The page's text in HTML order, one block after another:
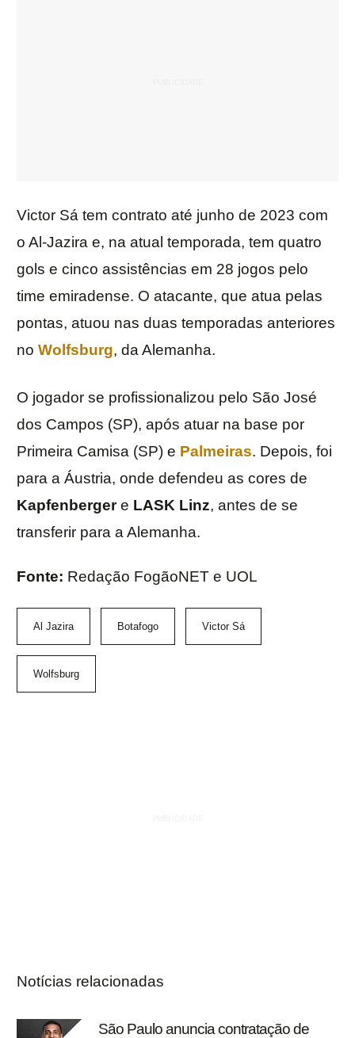
Victor Sá tem contrato até junho de 2023 com
o Al-Jazira e, na atual temporada, tem quatro
gols e cinco assistências em 28 jogos pelo
time emiradense. O atacante, que atua pelas
pontas, atuou nas duas temporadas anteriores
no Wolfsburg, da Alemanha.
O jogador se profissionalizou pelo São José
dos Campos (SP), após atuar na base por
Primeira Camisa (SP) e Palmeiras. Depois, foi
para a Áustria, onde defendeu as cores de
Kapfenbergere LASK Linz, antes de se
transferir para a Alemanha.
Fonte: Redação FogãoNET e UOL
Al Jazira Botafogo Victor Sá
Wolfsburg
Notícias relacionadas
São Paulo anuncia contratação de